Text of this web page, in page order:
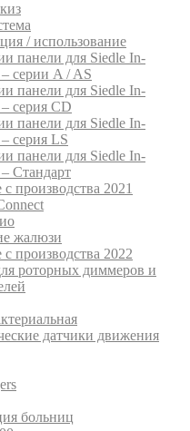
/ использование
панели для Siedle In-
серии A / AS
панели для Siedle In-
серия CD
панели для Siedle In-
серия LS
панели для Siedle In-
Стандарт
производства 2021
жалюзи
производства 2022
роторных диммеров и
датчики движения
больниц